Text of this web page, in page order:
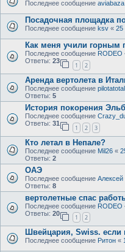
Последнее сообщение aviabaza
Посадочная площадка
Последнее сообщение ksv « 25
Как меня учили горным
Последнее сообщение RODEO
Ответы: 23
1 2
Аренда вертолета в
Последнее сообщение
Ответы: 5
История покорения
Последнее сообщение
Ответы: 31
1 2 3
Кто летал в Непале?
Последнее сообщение Mil26 «
Ответы: 2
ОАЭ
Последнее сообщение Алексей
Ответы: 8
вертолетные спас
Последнее сообщение RODEO
Ответы: 20
1 2
Швейцария, Swiss. если
Последнее сообщение Ритон «